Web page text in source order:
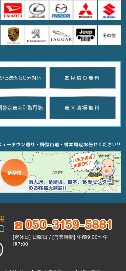
[定休日] 日曜日 / [営業時間] 午前9:00〜午
後7:00